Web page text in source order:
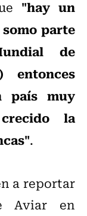
"hay un
parte
de
entonces
país muy
la
.
a reportar
Aviar en